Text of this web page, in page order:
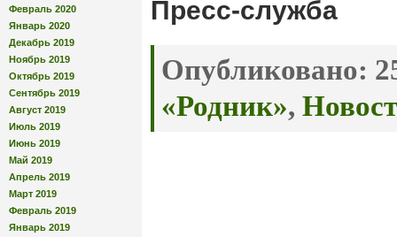
Февраль 2020
Январь 2020
Декабрь 2019
Ноябрь 2019
Октябрь 2019
Сентябрь 2019
Август 2019
Июль 2019
Июнь 2019
Май 2019
Апрель 2019
Март 2019
Февраль 2019
Январь 2019
Пресс-служба
Опубликовано:
«Родник»,